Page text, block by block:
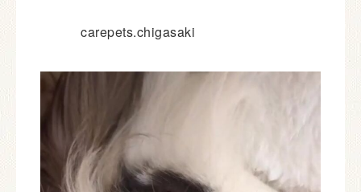
carepets.chigasaki